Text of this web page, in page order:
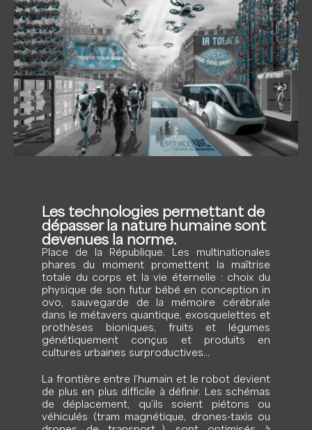
Les technologies permettant de
dépasser la nature humaine sont
devenues la norme.
Place de la République. Les multinationales
phares du moment promettent la maîtrise
totale du corps et la vie éternelle : choix du
physique de son futur bébé en conception in
ovo, sauvegarde de la mémoire cérébrale
dans le métavers quantique, exosquelettes et
prothèses bioniques, fruits et légumes
génétiquement conçus et produits en
cultures urbaines surproductives…
La frontière entre l’humain et le robot devient
de plus en plus difficile à définir. Les schémas
de déplacement, qu’ils soient piétons ou
véhiculés (tram magnétique, drones-taxis ou